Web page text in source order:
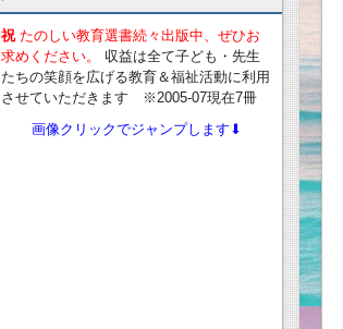
祝 たのしい教育選書続々出版中、ぜひお
求めください。
収益は全て子ども・先生
たちの笑顔を広げる教育＆福祉活動に利用
させていただきます ※2005-07現在7冊
画像クリックでジャンプします⬇︎